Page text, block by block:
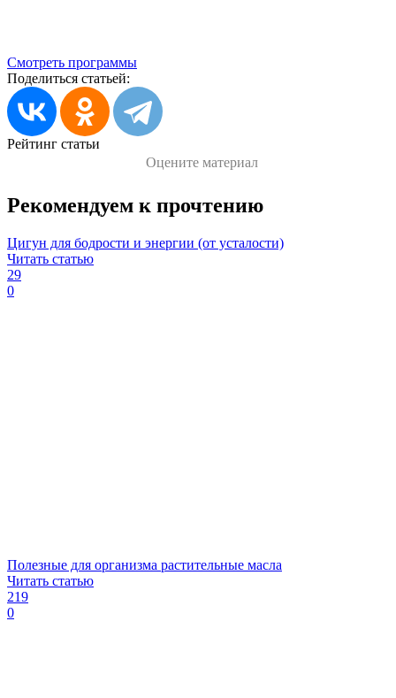
Смотреть программы
Поделиться статьей:
Рейтинг статьи
Оцените материал
Рекомендуем к прочтению
Цигун для бодрости и энергии (от усталости)
Читать статью
29
0
Полезные для организма растительные масла
Читать статью
219
0